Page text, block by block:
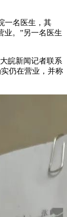
一名医生，其
业。”另一名医生
皖新闻记者联系
仍在营业，并称